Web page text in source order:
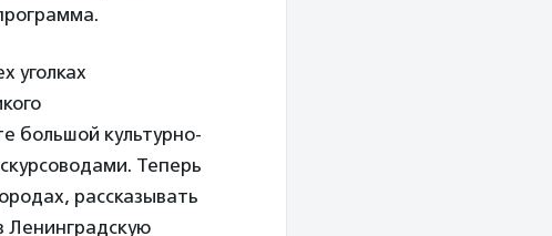
уголках
большой культурно-
Теперь
рассказывать
Ленинградскую